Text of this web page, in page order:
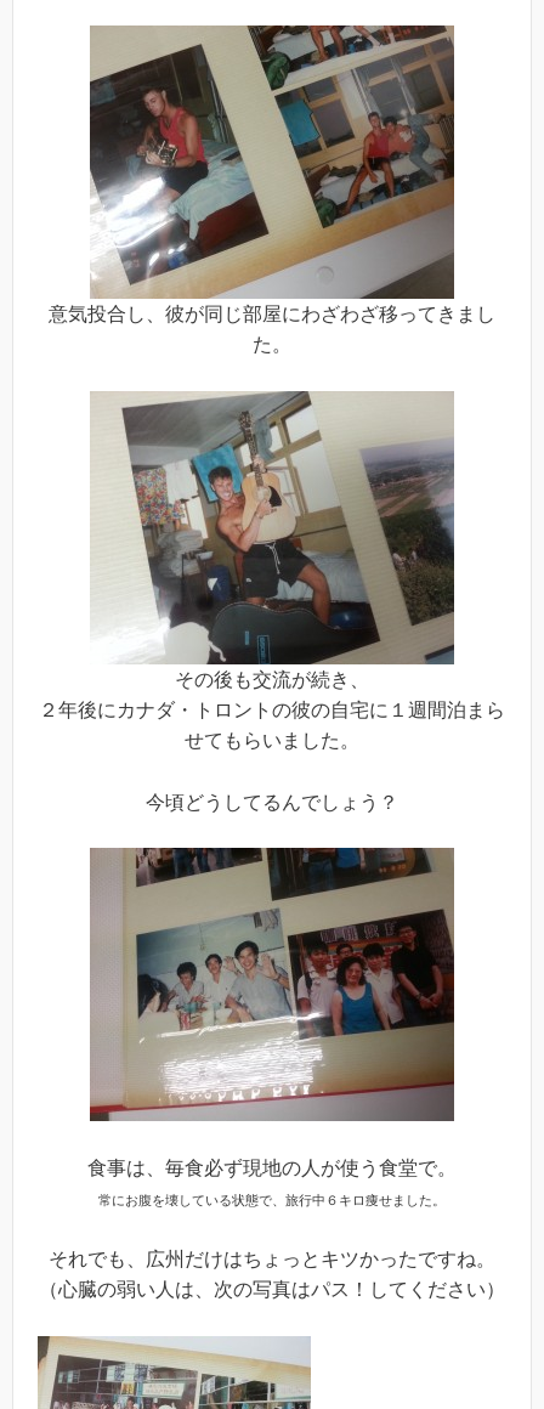
意気投合し、彼が同じ部屋にわざわざ移ってきまし
た。
その後も交流が続き、
２年後にカナダ・トロントの彼の自宅に１週間泊まら
せてもらいました。
今頃どうしてるんでしょう？
食事は、毎食必ず現地の人が使う食堂で。
常にお腹を壊している状態で、旅行中６キロ痩せました。
それでも、広州だけはちょっとキツかったですね。
（心臓の弱い人は、次の写真はパス！してください）